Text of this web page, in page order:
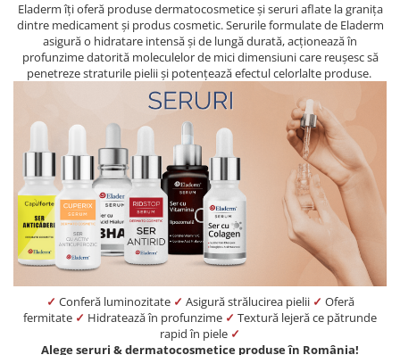
Antirozacee
Produse Anti sebum
Produse Antiacnee
Seruri
Produse Par si Scalp
Lotiuni tonice
Produse pentru curatare
Creme Emoliente
Creme cu Uree
Produse pentru pete pigmentare
Evidence skincare
Pachete
Eladerm îți oferă produse dermatocosmetice și seruri aflate la granița
dintre medicament și produs cosmetic. Serurile formulate de Eladerm
asigură o hidratare intensă și de lungă durată, acționează în
profunzime datorită moleculelor de mici dimensiuni care reușesc să
penetreze straturile pielii și potențează efectul celorlalte produse.
✓ Conferă luminozitate ✓ Asigură strălucirea pielii ✓ Oferă
fermitate ✓ Hidratează în profunzime ✓ Textură lejeră ce pătrunde
rapid în piele ✓
Alege seruri & dermatocosmetice produse în România!